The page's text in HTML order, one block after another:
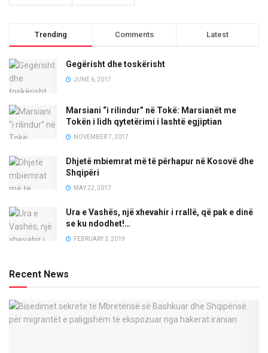
Trending Comments Latest
Gegërisht dhe toskërisht
JUNE 6, 2017
Marsiani “i rilindur” në Tokë: Marsianët me
Tokën i lidh qytetërimi i lashtë egjiptian
NOVEMBER 7, 2017
Dhjetë mbiemrat më të përhapur në Kosovë dhe
Shqipëri
MAY 22, 2017
Ura e Vashës, një xhevahir i rrallë, që pak e dinë
se ku ndodhet!…
FEBRUARY 3, 2019
Recent News